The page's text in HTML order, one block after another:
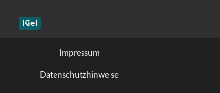
Kiel
Impressum
Datenschutzhinweise